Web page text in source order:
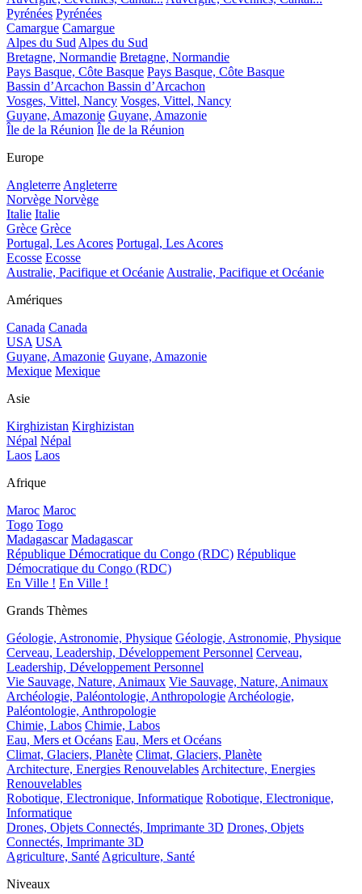
Pyrénées Pyrénées
Camargue Camargue
Alpes du SudAlpes du Sud
Bretagne, Normandie Bretagne, Normandie
Pays Basque, Côte Basque Pays Basque, Côte Basque
Bassin d’Arcachon Bassin d’Arcachon
Vosges, Vittel, Nancy Vosges, Vittel, Nancy
Guyane, Amazonie Guyane, Amazonie
Île de la Réunion Île de la Réunion
Europe
AngleterreAngleterre
Norvège Norvège
Italie Italie
Grèce Grèce
Portugal, Les Acores Portugal, Les Acores
Ecosse Ecosse
Australie, Pacifique et OcéanieAustralie, Pacifique et Océanie
Amériques
Canada Canada
USA USA
Guyane, Amazonie Guyane, Amazonie
Mexique Mexique
Asie
Kirghizistan Kirghizistan
Népal Népal
Laos Laos
Afrique
Maroc Maroc
Togo Togo
Madagascar Madagascar
République Démocratique du Congo (RDC) République
Démocratique du Congo (RDC)
En Ville ! En Ville !
Grands Thèmes
Géologie, Astronomie, Physique Géologie, Astronomie, Physique
Cerveau, Leadership, Développement Personnel Cerveau,
Leadership, Développement Personnel
Vie Sauvage, Nature, Animaux Vie Sauvage, Nature, Animaux
Archéologie, Paléontologie, AnthropologieArchéologie,
Paléontologie, Anthropologie
Chimie, Labos Chimie, Labos
Eau, Mers et Océans Eau, Mers et Océans
Climat, Glaciers, Planète Climat, Glaciers, Planète
Architecture, Energies RenouvelablesArchitecture, Energies
Renouvelables
Robotique, Electronique, Informatique Robotique, Electronique,
Informatique
Drones, Objets Connectés, Imprimante 3D Drones, Objets
Connectés, Imprimante 3D
Agriculture, SantéAgriculture, Santé
Niveaux